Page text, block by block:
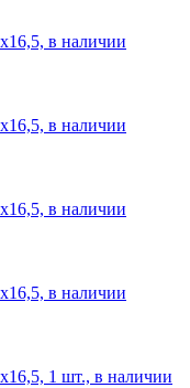
в наличии
в наличии
в наличии
в наличии
1 шт., в наличии